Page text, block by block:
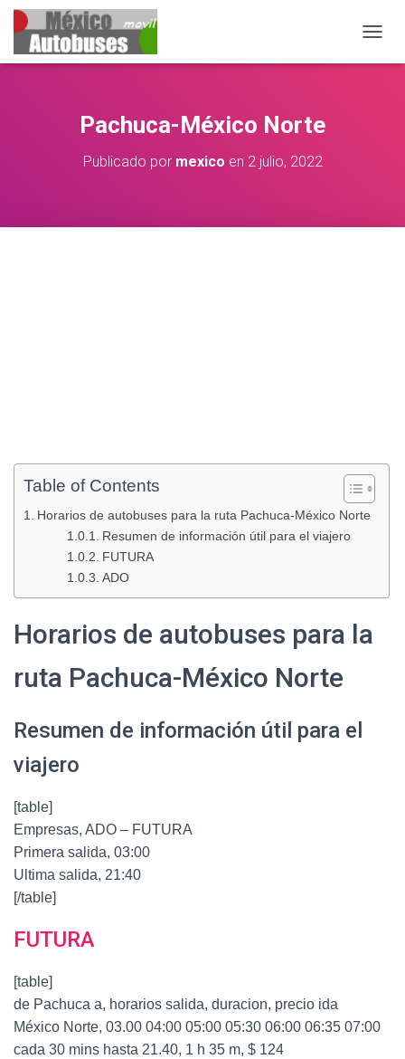
Pachuca-México Norte
Publicado por mexico en 2 julio, 2022
Table of Contents
Horarios de autobuses para la ruta Pachuca-México Norte
Resumen de información útil para el viajero
FUTURA
ADO
Horarios de autobuses para la
ruta Pachuca-México Norte
Resumen de información útil para el
viajero
[table]
Empresas, ADO – FUTURA
Primera salida, 03:00
Ultima salida, 21:40
[/table]
FUTURA
[table]
de Pachuca a, horarios salida, duracion, precio ida
México Norte, 03.00 04:00 05:00 05:30 06:00 06:35 07:00
cada 30 mins hasta 21.40, 1 h 35 m, $ 124